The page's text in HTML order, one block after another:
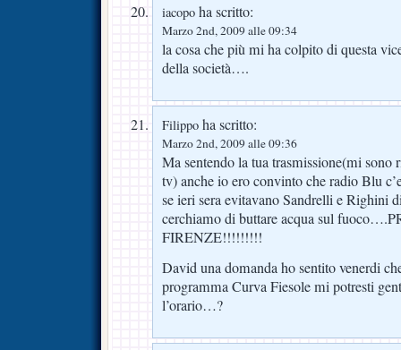
iacopo ha scritto:
Marzo 2nd, 2009 alle 09:34
la cosa che più mi ha colpito di questa
della società….
Filippo ha scritto:
Marzo 2nd, 2009 alle 09:36
Ma sentendo la tua trasmissione(mi sono
tv) anche io ero convinto che radio Blu
se ieri sera evitavano Sandrelli e Righini
cerchiamo di buttare acqua sul
FIRENZE!!!!!!!!!
David una domanda ho sentito venerdi
programma Curva Fiesole mi potresti
l’orario…?